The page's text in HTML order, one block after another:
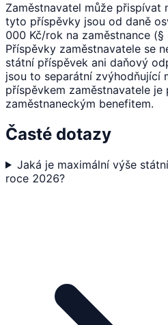
Zaměstnavatel může přispívat
tyto příspěvky jsou od daně
000 Kč/rok na zaměstnance
Příspěvky zaměstnavatele se
státní příspěvek ani daňový
jsou to separátní zvýhodňující
příspěvkem zaměstnavatele
zaměstnaneckým benefitem.
Časté dotazy
Jaká je maximální výše
roce 2026?